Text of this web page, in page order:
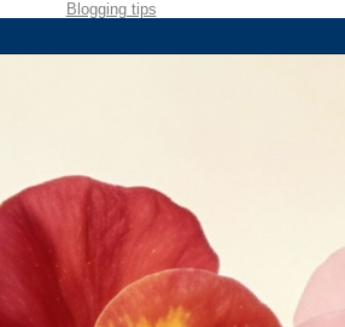
Blogging tips